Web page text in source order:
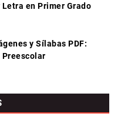
en Primer Grado
y Sílabas PDF:
Preescolar